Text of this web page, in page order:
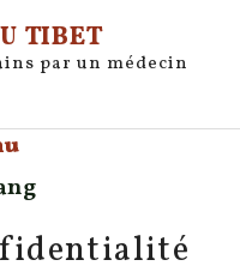
TIBET
par un médecin